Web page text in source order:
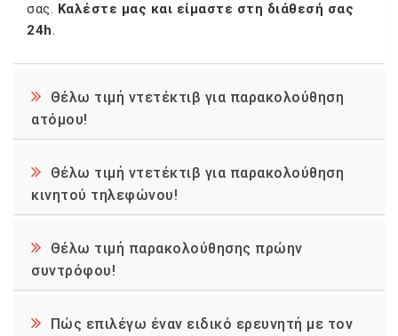
σας. Καλέστε μας και είμαστε στη διάθεσή σας
24h
Θέλω τιμή ντετέκτιβ για παρακολούθηση
ατόμου!
Θέλω τιμή ντετέκτιβ για παρακολούθηση
κινητού τηλεφώνου!
Θέλω τιμή παρακολούθησης πρώην
συντρόφου!
Πώς επιλέγω έναν ειδικό ερευνητή με τον